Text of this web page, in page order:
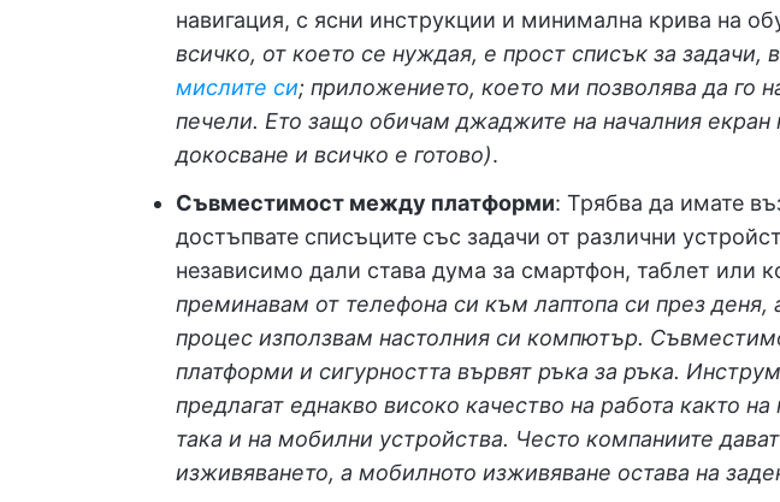
навигация, с ясни инструкции и минимална крива на
всичко, от което се нуждая, е прост списък за задачи,
мислите си; приложението, което ми позволява да го
печели. Ето защо обичам джаджите на началния екран
докосване и всичко е готово).
Съвместимост между платформи: Трябва да имате
достъпвате списъците със задачи от различни
независимо дали става дума за смартфон, таблет или
преминавам от телефона си към лаптопа си през деня,
процес използвам настолния си компютър.
платформи и сигурността вървят ръка за ръка.
предлагат еднакво високо качество на работа както
така и на мобилни устройства. Често компаниите
изживяването, а мобилното изживяване остава на